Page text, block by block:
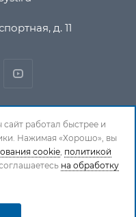
д. 11
права защищены. При
на страницу-
работал быстрее и
Нажимая «Хорошо», вы
cookie, политикой
на обработку